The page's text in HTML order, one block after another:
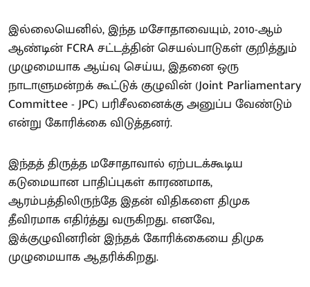
இல்லையெனில், இந்த மசோதாவையும், 2010-ஆம்
ஆண்டின் FCRA சட்டத்தின் செயல்பாடுகள் குறித்தும்
முழுமையாக ஆய்வு செய்ய, இதனை ஒரு
நாடாளுமன்றக் கூட்டுக் குழுவின் (Joint Parliamentary
Committee - JPC) பரிசீலனைக்கு அனுப்ப வேண்டும்
என்று கோரிக்கை விடுத்தனர்.
இந்தத் திருத்த மசோதாவால் ஏற்படக்கூடிய
கடுமையான பாதிப்புகள் காரணமாக,
ஆரம்பத்திலிருந்தே இதன் விதிகளை திமுக
தீவிரமாக எதிர்த்து வருகிறது. எனவே,
இக்குழுவினரின் இந்தக் கோரிக்கையை திமுக
முழுமையாக ஆதரிக்கிறது.